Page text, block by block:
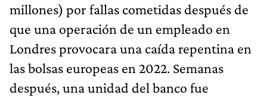
millones) por fallas cometidas después de
que una operación de un empleado en
Londres provocara una caída repentina en
las bolsas europeas en 2022. Semanas
después, una unidad del banco fue